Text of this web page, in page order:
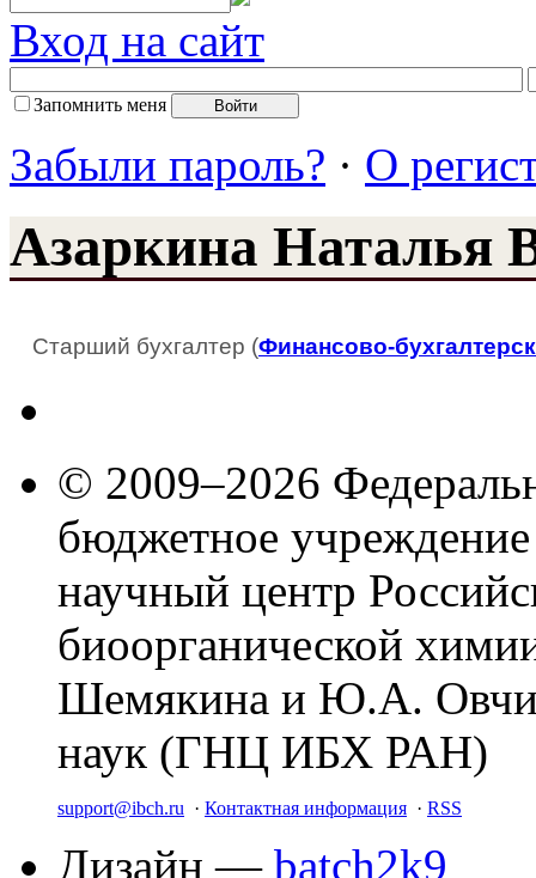
Вход на сайт
Запомнить меня
Забыли пароль? · О
Азаркина Наталья
Старший бухгалтер (Финансово-
© 2009–2026
бюджетное
научный центр
биоорганической
Шемякина и Ю.А.
наук (ГНЦ ИБХ РАН)
support@ibch.ru · Контактная информация · RSS
Дизайн — batch2k9